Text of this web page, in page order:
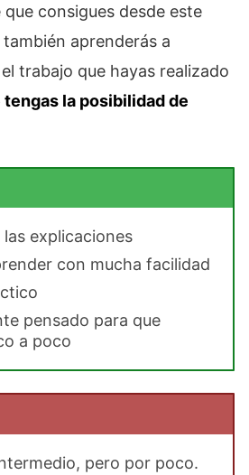
consigues desde este
aprenderás a
trabajo que hayas realizado
tengas la posibilidad de
explicaciones
con mucha facilidad
pensado para que
a poco
pero por poco.